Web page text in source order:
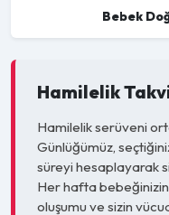
Bebek
Hamilelik
Hamilelik serüveni
Günlüğümüz,
süreyi hesaplayarak
Her hafta bebeğinizin
oluşumu ve sizin